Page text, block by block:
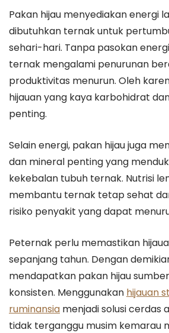
Pakan hijau menyediakan energi
dibutuhkan ternak untuk
sehari-hari. Tanpa pasokan
ternak mengalami penurunan
produktivitas menurun. Oleh
hijauan yang kaya karbohidrat
penting.
Selain energi, pakan hijau juga
dan mineral penting yang
kekebalan tubuh ternak. Nutrisi
membantu ternak tetap sehat
risiko penyakit yang dapat
Peternak perlu memastikan
sepanjang tahun. Dengan
mendapatkan pakan hijau
konsisten. Menggunakan hijauan
ruminansia menjadi solusi cerdas
tidak terganggu musim kemarau